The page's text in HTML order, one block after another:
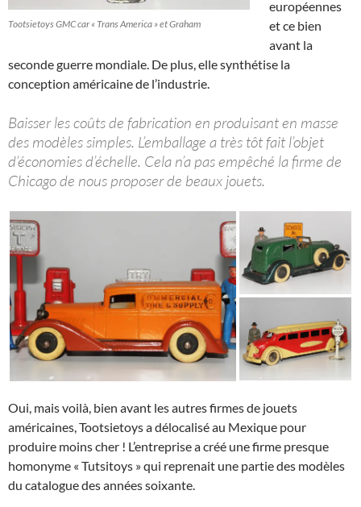
Tootsietoys GMC car « Trans America » et Graham
européennes
et ce bien
avant la
seconde guerre mondiale. De plus, elle synthétise la
conception américaine de l’industrie.
Baisser les coûts de fabrication en produisant en masse
des modèles simples. L’emballage a très tôt fait l’objet
d’économies d’échelle. Cela n’a pas empêché la firme de
Chicago de nous proposer de beaux jouets.
Oui, mais voilà, bien avant les autres firmes de jouets
américaines, Tootsietoys a délocalisé au Mexique pour
produire moins cher ! L’entreprise a créé une firme presque
homonyme « Tutsitoys » qui reprenait une partie des modèles
du catalogue des années soixante.